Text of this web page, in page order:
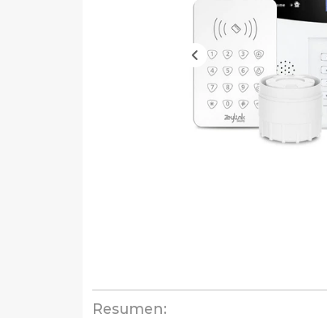
Resumen: